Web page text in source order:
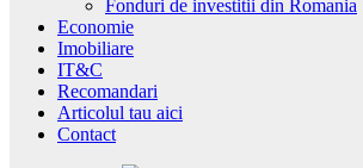
Fonduri de investitii din Romania
Economie
Imobiliare
IT&C
Recomandari
Articolul tau aici
Contact